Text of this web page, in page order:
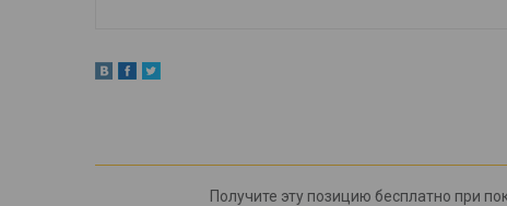
Получите эту позицию бесплатно при